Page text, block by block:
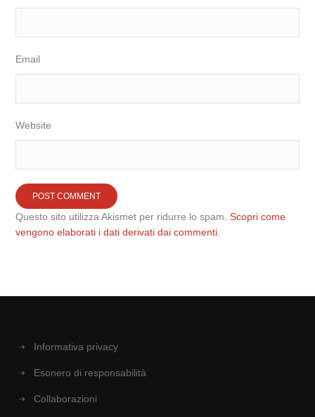
Email
Website
Questo sito utilizza Akismet per ridurre lo spam.Scopri come
vengono elaborati i dati derivati dai commenti
Informativa privacy
Esonero di responsabilità
Collaborazioni